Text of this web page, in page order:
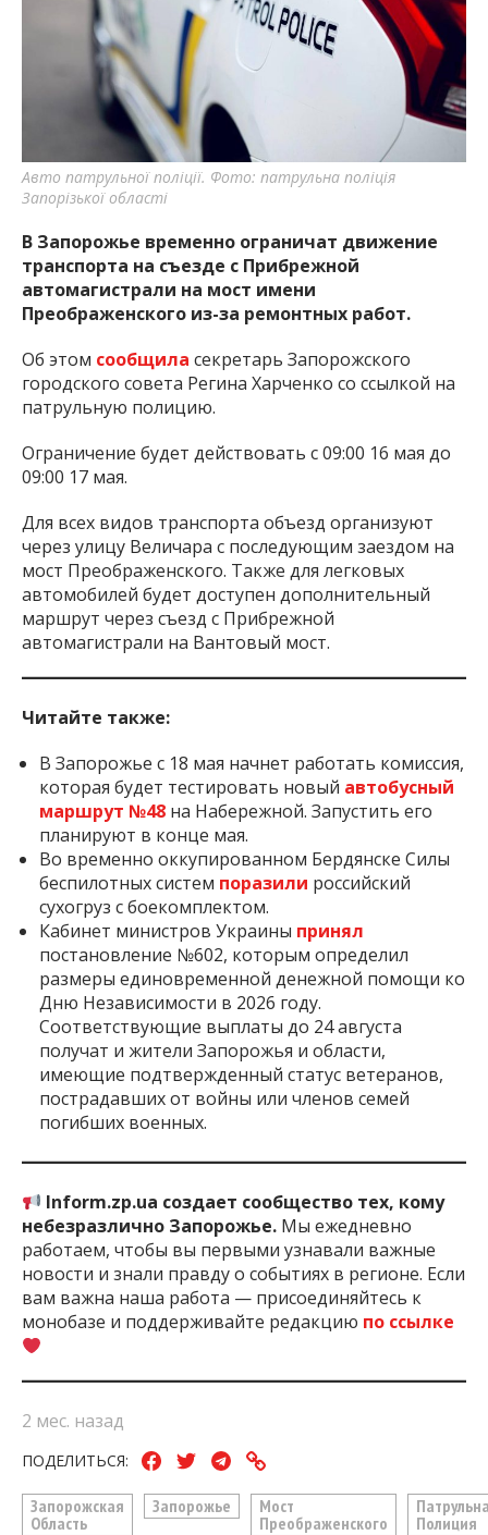
важную информацию о событиях
города Запорожья и области.
Авто патрульної поліції. Фото: патрульна поліція
Запорізької області
В Запорожье временно ограничат движение
транспорта на съезде с Прибрежной
автомагистрали на мост имени
Преображенского из-за ремонтных работ.
Об этом сообщила секретарь Запорожского
городского совета Регина Харченко со ссылкой на
патрульную полицию.
Ограничение будет действовать с 09:00 16 мая до
09:00 17 мая.
Для всех видов транспорта объезд организуют
через улицу Величара с последующим заездом на
мост Преображенского. Также для легковых
автомобилей будет доступен дополнительный
маршрут через съезд с Прибрежной
автомагистрали на Вантовый мост.
Читайте также:
В Запорожье с 18 мая начнет работать комиссия,
которая будет тестировать новый автобусный
маршрут №48 на Набережной. Запустить его
планируют в конце мая.
Во временно оккупированном Бердянске Силы
беспилотных систем поразили российский
сухогруз с боекомплектом.
Кабинет министров Украины принял
постановление №602, которым определил
размеры единовременной денежной помощи ко
Дню Независимости в 2026 году.
Соответствующие выплаты до 24 августа
получат и жители Запорожья и области,
имеющие подтвержденный статус ветеранов,
пострадавших от войны или членов семей
погибших военных.
Inform.zp.ua создает сообщество тех, кому
небезразлично Запорожье. Мы ежедневно
работаем, чтобы вы первыми узнавали важные
новости и знали правду о событиях в регионе. Если
вам важна наша работа — присоединяйтесь к
монобазе и поддерживайте редакцию по ссылке
2 мес. назад
ПОДЕЛИТЬСЯ:
Запорожская
Область
Запорожье
Мост
Преображенского
Полиция